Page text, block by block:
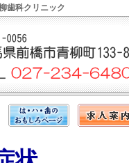
歯科クリニック